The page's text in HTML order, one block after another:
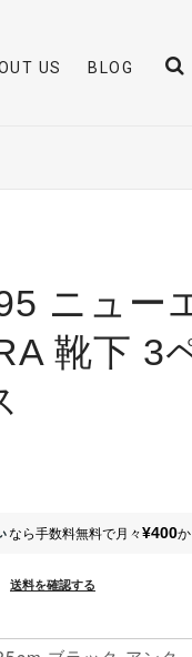
US BLOG
ニュー
靴下 3
なら手数料無料で月々¥400
送料を確認する